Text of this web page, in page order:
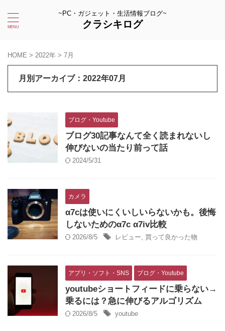
~PC・ガジェット・生活情報ブログ~
クラシキログ
HOME > 2022年 > 7月
月別アーカイブ：2022年07月
ブログ・Youtube
ブログ30記事なんて全く読まれないし
伸びないの当たり前って話
2024/5/31
カメラ
α7cは使いにくいしいらないかも。後悔
しないためのα7c α7iv比較
2026/8/5 レビュー, 買って良かった物
アプリ・ソフト・SNS ブログ・Youtube
youtubeショートフィードに乗らない→
乗るには？急に伸びるアルゴリズム
2026/8/5 youtube